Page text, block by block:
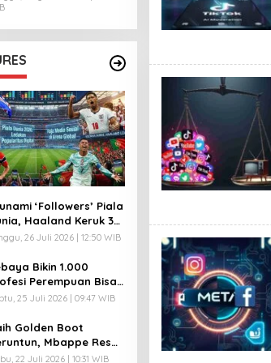
‘Followers’ Piala
Haaland Keruk 32
Kiper 40 Tahun
26 Juli 2026 | 12:50 WIB
Bikin 1.000
Perempuan Bisa
di Arena
25 Juli 2026 | 09:47 WIB
Golden Boot
Mbappe Resmi
Takhta Top Skor
22 Juli 2026 | 10:31 WIB